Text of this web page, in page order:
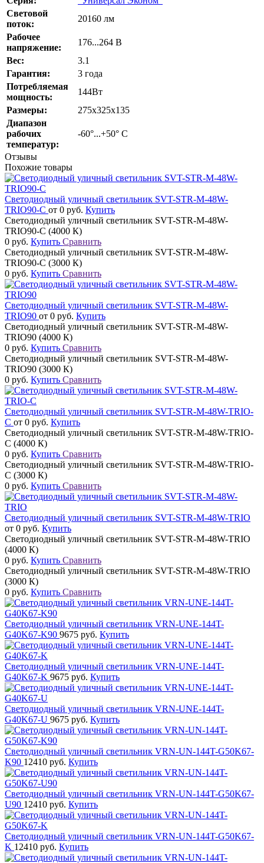
Cветовой
поток:
20160 лм
Рабочее
напряжение:
176...264 В
Вес:
3.1
Гарантия:
3 года
Потребляемая
мощность:
144Вт
Размеры:
275х325х135
Диапазон
рабочих
температур:
-60°...+50° С
Отзывы
Похожие товары
Светодиодный уличный светильник SVT-STR-M-48W-
TRIO90-C от 0 руб. Купить
Светодиодный уличный светильник SVT-STR-M-48W-
TRIO90-C (4000 К)
0 руб. Купить Сравнить
Светодиодный уличный светильник SVT-STR-M-48W-
TRIO90-C (3000 К)
0 руб. Купить Сравнить
Светодиодный уличный светильник SVT-STR-M-48W-
TRIO90 от 0 руб. Купить
Светодиодный уличный светильник SVT-STR-M-48W-
TRIO90 (4000 К)
0 руб. Купить Сравнить
Светодиодный уличный светильник SVT-STR-M-48W-
TRIO90 (3000 К)
0 руб. Купить Сравнить
Светодиодный уличный светильник SVT-STR-M-48W-TRIO-
C от 0 руб. Купить
Светодиодный уличный светильник SVT-STR-M-48W-TRIO-
C (4000 К)
0 руб. Купить Сравнить
Светодиодный уличный светильник SVT-STR-M-48W-TRIO-
C (3000 К)
0 руб. Купить Сравнить
Светодиодный уличный светильник SVT-STR-M-48W-TRIO
от 0 руб. Купить
Светодиодный уличный светильник SVT-STR-M-48W-TRIO
(4000 К)
0 руб. Купить Сравнить
Светодиодный уличный светильник SVT-STR-M-48W-TRIO
(3000 К)
0 руб. Купить Сравнить
Светодиодный уличный светильник VRN-UNE-144T-
G40K67-K90 9675 руб. Купить
Светодиодный уличный светильник VRN-UNE-144T-
G40K67-K 9675 руб. Купить
Светодиодный уличный светильник VRN-UNE-144T-
G40K67-U 9675 руб. Купить
Светодиодный уличный светильник VRN-UN-144T-G50K67-
K90 12410 руб. Купить
Светодиодный уличный светильник VRN-UN-144T-G50K67-
U90 12410 руб. Купить
Светодиодный уличный светильник VRN-UN-144T-G50K67-
K 12410 руб. Купить